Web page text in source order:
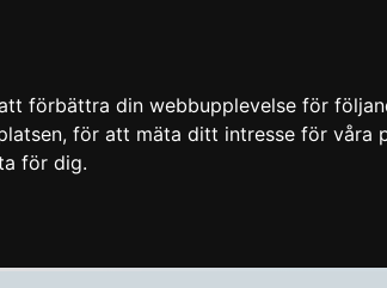
förbättra din webbupplevelse för
, för att mäta ditt intresse för våra
för dig.